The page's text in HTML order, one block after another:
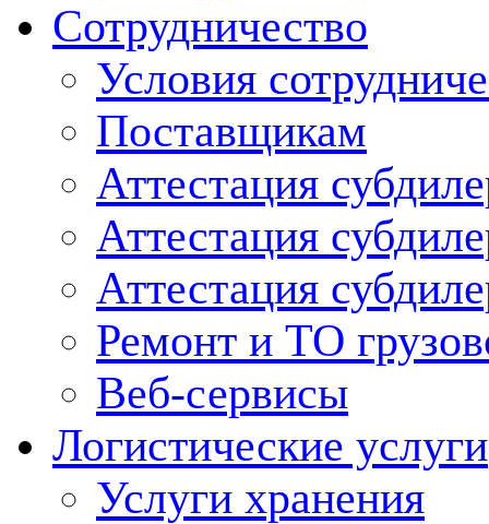
Сотрудничество
Условия
Поставщикам
Аттестация
Аттестация
Аттестация
Ремонт и ТО
Веб-сервисы
Логистические услуги
Услуги хранения